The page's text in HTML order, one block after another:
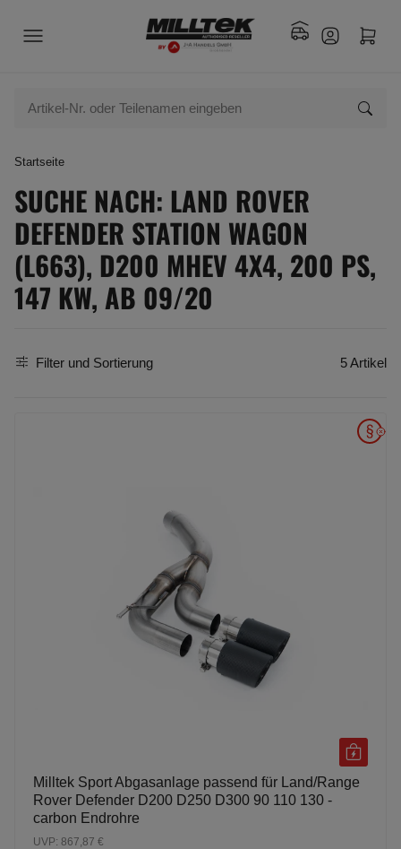
Startseite
SUCHE NACH: LAND ROVER
DEFENDER STATION WAGON
(L663), D200 MHEV 4X4, 200 PS,
147 KW, AB 09/20
Filter und Sortierung 5 Artikel
Milltek Sport Abgasanlage passend für Land/Range
Rover Defender D200 D250 D300 90 110 130 -
carbon Endrohre
UVP: 867,87 €